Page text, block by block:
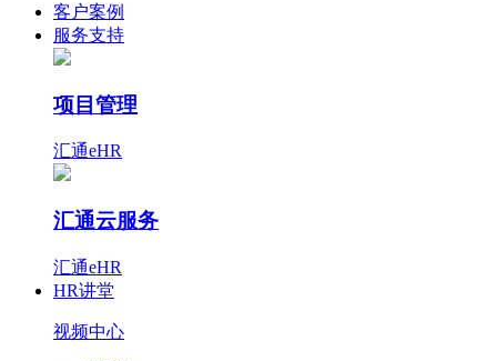
客户案例
服务支持
项目管理
汇通eHR
汇通云服务
汇通eHR
HR讲堂
视频中心